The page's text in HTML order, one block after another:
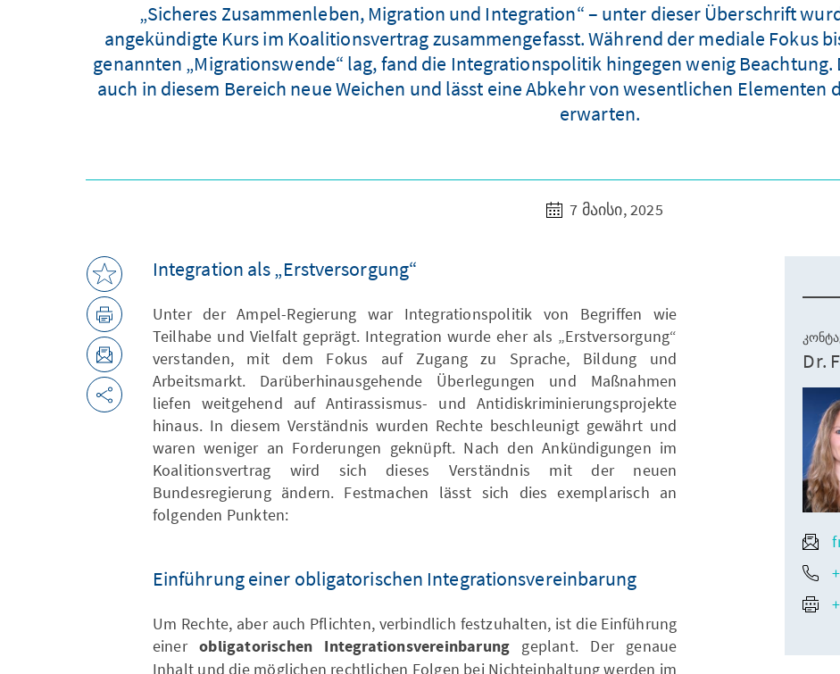
„Sicheres Zusammenleben, Migration und Integration“ – unter dieser Überschrift
angekündigte Kurs im Koalitionsvertrag zusammengefasst. Während der mediale Fokus
genannten „Migrationswende“ lag, fand die Integrationspolitik hingegen wenig
auch in diesem Bereich neue Weichen und lässt eine Abkehr von wesentlichen
erwarten.
7 მაისი, 2025
Integration als „Erstversorgung“
Unter der Ampel-Regierung war Integrationspolitik von Begriffen wie
Teilhabe und Vielfalt geprägt. Integration wurde eher als „Erstversorgung“
verstanden, mit dem Fokus auf Zugang zu Sprache, Bildung und
Arbeitsmarkt. Darüberhinausgehende Überlegungen und Maßnahmen
liefen weitgehend auf Antirassismus- und Antidiskriminierungsprojekte
hinaus. In diesem Verständnis wurden Rechte beschleunigt gewährt und
waren weniger an Forderungen geknüpft. Nach den Ankündigungen im
Koalitionsvertrag wird sich dieses Verständnis mit der neuen
Bundesregierung ändern. Festmachen lässt sich dies exemplarisch an
folgenden Punkten:
Einführung einer obligatorischen Integrationsvereinbarung
Um Rechte, aber auch Pflichten, verbindlich festzuhalten, ist die Einführung
einerobligatorischen Integrationsvereinbarung geplant. Der genaue
Inhalt und die möglichen rechtlichen Folgen bei Nichteinhaltung werden im
Dr.